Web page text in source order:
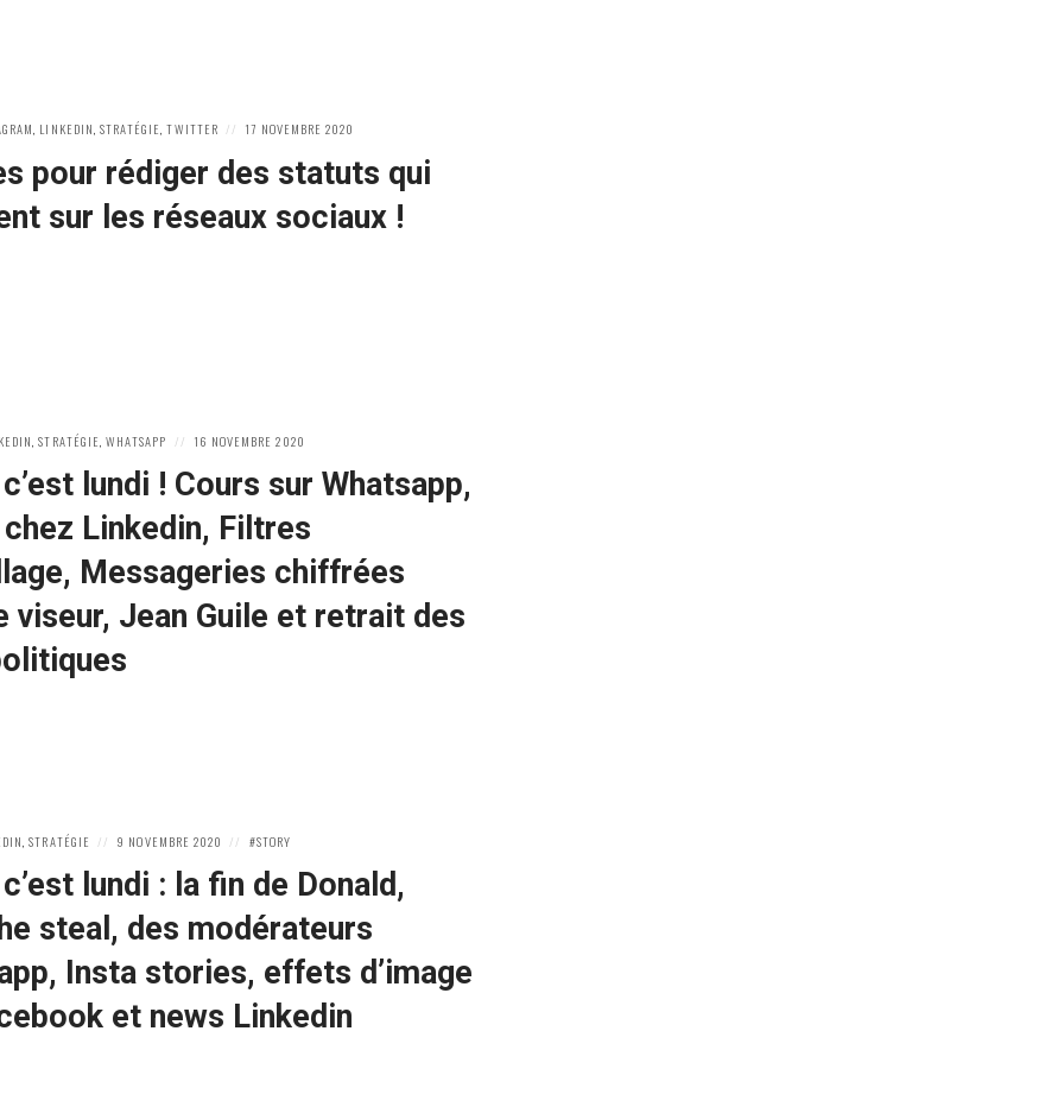
, LINKEDIN, STRATÉGIE,TWITTER
POSTED
17 NOVEMBRE 2020
pour rédiger des statuts qui
sur les réseaux sociaux !
,STRATÉGIE, WHATSAPP
POSTED
16 NOVEMBRE 2020
lundi ! Cours sur Whatsapp,
Linkedin, Filtres
Messageries chiffrées
viseur, Jean Guile et retrait des
,STRATÉGIE
POSTED
9 NOVEMBRE 2020
POSTED
STORY
lundi : la fin de Donald,
steal, des modérateurs
Insta stories, effets d’image
et news Linkedin